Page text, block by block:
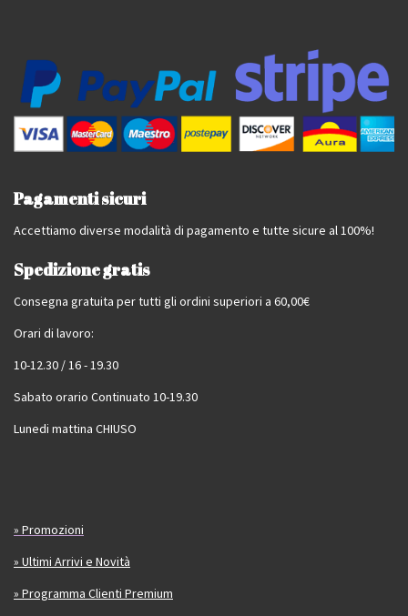
Pagamenti sicuri
Accettiamo diverse modalità di pagamento e tutte sicure al 100%!
Spedizione gratis
Consegna gratuita per tutti gli ordini superiori a 60,00€
Orari di lavoro:
10-12.30 / 16 - 19.30
Sabato orario Continuato 10-19.30
Lunedi mattina CHIUSO
» Promozioni
» Ultimi Arrivi e Novità
» Programma Clienti Premium